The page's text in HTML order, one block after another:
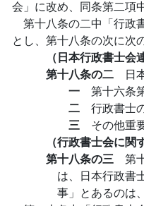
会」に改め、同条第二項
第十八条の二中「行政
とし、第十八条の次に次
（日本行政書士会
第十八条の二 日
一 第十六条
二 行政書士
三 その他重
（行政書士会に関
第十八条の三 第
は、日本行政書
事」とあるのは